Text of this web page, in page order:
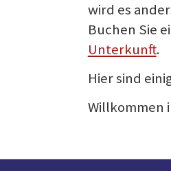
wird es
Buchen Sie
Unterkunft.
Hier sind
Willkommen